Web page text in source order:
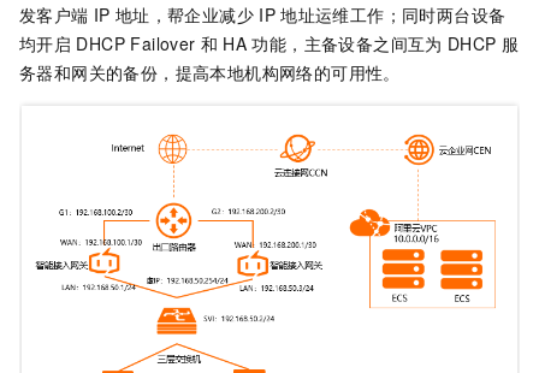
发客户端 IP 地址，帮企业减少 IP 地址运维工作；同时两台设备
均开启 DHCP Failover 和 HA 功能，主备设备之间互为 DHCP 服
务器和网关的备份，提高本地机构网络的可用性。